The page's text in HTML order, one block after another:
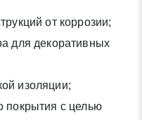
от коррозии;
для декоративных
изоляции;
покрытия с целью